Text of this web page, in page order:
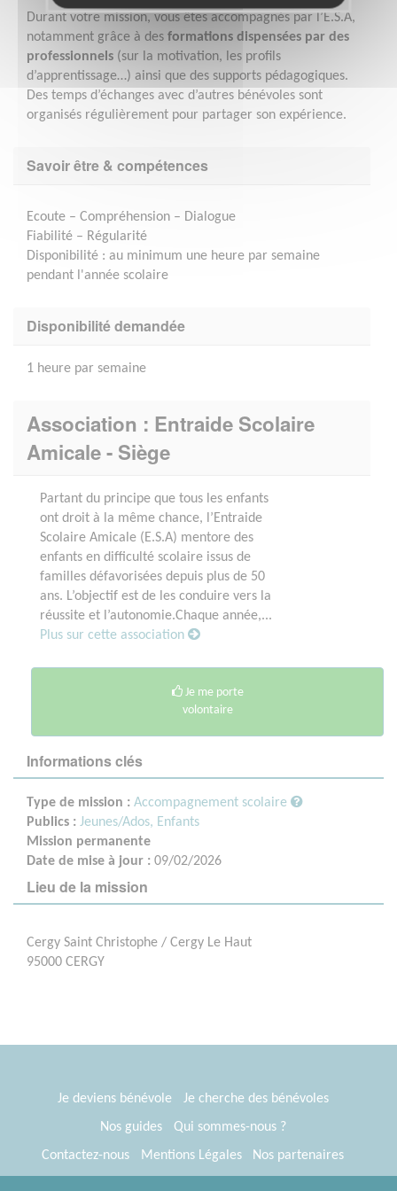
Durant votre mission, vous êtes accompagnés par l’E.S.A,
notamment grâce à des formations dispensées par des
professionnels (sur la motivation, les profils
d’apprentissage…) ainsi que des supports pédagogiques.
Des temps d’échanges avec d’autres bénévoles sont
organisés régulièrement pour partager son expérience.
Savoir être & compétences
Ecoute – Compréhension – Dialogue
Fiabilité – Régularité
Disponibilité : au minimum une heure par semaine
pendant l'année scolaire
Disponibilité demandée
1 heure par semaine
Association : Entraide Scolaire
Amicale - Siège
Partant du principe que tous les enfants
ont droit à la même chance, l’Entraide
Scolaire Amicale (E.S.A) mentore des
enfants en difficulté scolaire issus de
familles défavorisées depuis plus de 50
ans. L’objectif est de les conduire vers la
réussite et l’autonomie.Chaque année,...
Plus sur cette association
Je me porte
volontaire
Informations clés
Type de mission : Accompagnement scolaire
Publics : Jeunes/Ados, Enfants
Mission permanente
Date de mise à jour : 09/02/2026
Lieu de la mission
Cergy Saint Christophe / Cergy Le Haut
95000 CERGY
Je deviens bénévole
Je cherche des bénévoles
Nos guides
Qui sommes-nous ?
Contactez-nous
Mentions Légales
Nos partenaires